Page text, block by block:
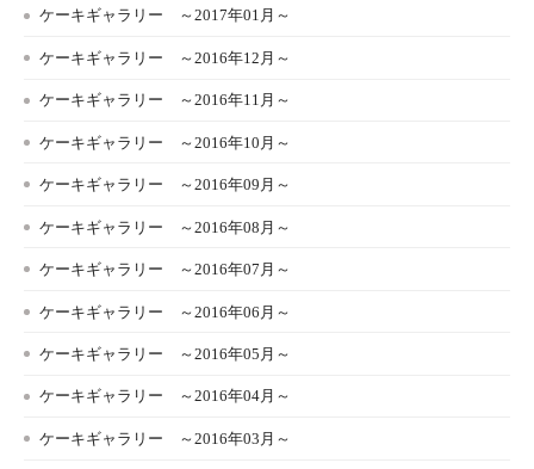
ケーキギャラリー ～2017年01月～
ケーキギャラリー ～2016年12月～
ケーキギャラリー ～2016年11月～
ケーキギャラリー ～2016年10月～
ケーキギャラリー ～2016年09月～
ケーキギャラリー ～2016年08月～
ケーキギャラリー ～2016年07月～
ケーキギャラリー ～2016年06月～
ケーキギャラリー ～2016年05月～
ケーキギャラリー ～2016年04月～
ケーキギャラリー ～2016年03月～